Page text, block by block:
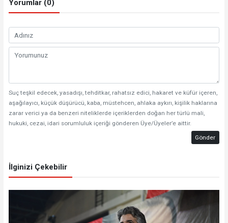
Yorumlar (0)
Suç teşkil edecek, yasadışı, tehditkar, rahatsız edici, hakaret ve küfür içeren,
aşağılayıcı, küçük düşürücü, kaba, müstehcen, ahlaka aykırı, kişilik haklarına
zarar verici ya da benzeri niteliklerde içeriklerden doğan her türlü mali,
hukuki, cezai, idari sorumluluk içeriği gönderen Üye/Üyeler’e aittir.
Gönder
İlginizi Çekebilir